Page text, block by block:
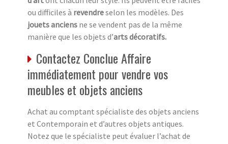
ou difficiles à revendreselon les modèles. Des
jouets anciens ne se vendent pas de la même
manière que les objets d’arts décoratifs.
Contactez Conclue Affaire
immédiatement pour vendre vos
meubles et objets anciens
Achat au comptant spécialiste des objets anciens
et Contemporain et d’autres objets antiques.
Notez que le spécialiste peut évaluer l’achat de